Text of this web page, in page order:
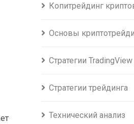
Копитрейдинг
Основы
Стратегии TradingView
Стратегии трейдинга
Технический анализ